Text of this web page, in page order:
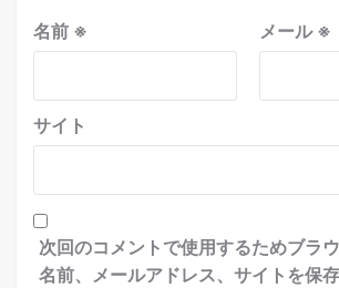
名前 ※ メール※
サイト
次回のコメントで使用するためブラ
名前、メールアドレス、サイトを保存